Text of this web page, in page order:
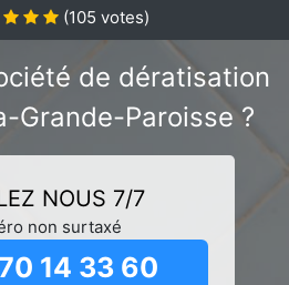
(105 votes)
de dératisation
Grande-Paroisse ?
NOUS 7/7
non surtaxé
14 33 60